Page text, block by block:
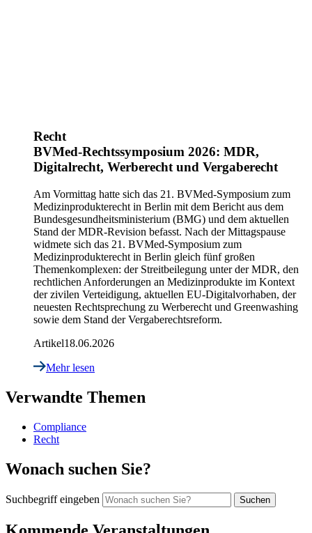
Recht
BVMed-Rechtssymposium 2026: MDR,
Digitalrecht, Werberecht und Vergaberecht
Am Vormittag hatte sich das 21. BVMed-Symposium zum
Medizinprodukterecht in Berlin mit dem Bericht aus dem
Bundesgesundheitsministerium (BMG) und dem aktuellen
Stand der MDR-Revision befasst. Nach der Mittagspause
widmete sich das 21. BVMed-Symposium zum
Medizinprodukterecht in Berlin gleich fünf großen
Themenkomplexen: der Streitbeilegung unter der MDR, den
rechtlichen Anforderungen an Medizinprodukte im Kontext
der zivilen Verteidigung, aktuellen EU-Digitalvorhaben, der
neuesten Rechtsprechung zu Werberecht und Greenwashing
sowie dem Stand der Vergaberechtsreform.
Artikel18.06.2026
Mehr lesen
Verwandte Themen
Compliance
Recht
Wonach suchen Sie?
Suchbegriff eingeben